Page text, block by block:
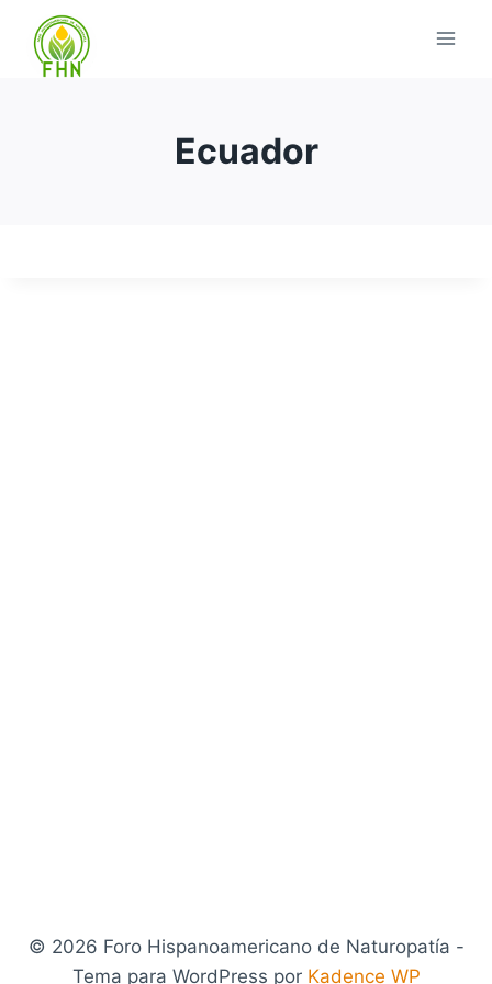
Ecuador
© 2026 Foro Hispanoamericano de Naturopatía -
Tema para WordPress por Kadence WP